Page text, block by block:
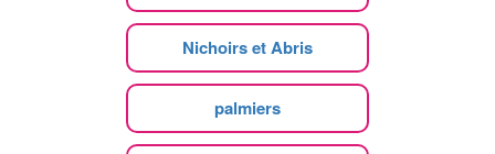
Nichoirs et Abris
palmiers